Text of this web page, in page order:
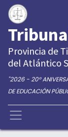
Provincia de
del Atlántico
"2026 - 20°
DE EDUCACIÓN